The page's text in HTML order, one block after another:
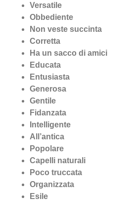
Versatile
Obbediente
Non veste succinta
Corretta
Ha un sacco di amici
Educata
Entusiasta
Generosa
Gentile
Fidanzata
Intelligente
All’antica
Popolare
Capelli naturali
Poco truccata
Organizzata
Esile